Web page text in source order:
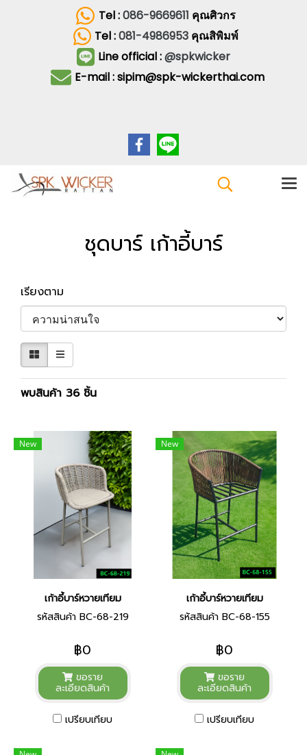
Tel :086-9669611 คุณศิวกร
Tel :081-4986953 คุณสิพิมพ์
Line official :@spkwicker
E-mail : sipim@spk-wickerthai.com
ชุดบาร์ เก้าอี้บาร์
เรียงตาม
พบสินค้า 36 ชิ้น
New
เก้าอี้บาร์หวายเทียม
รหัสสินค้า BC-68-219
฿0
ขอราย
ละเอียดสินค้า
เปรียบเทียบ
New
เก้าอี้บาร์หวายเทียม
รหัสสินค้า BC-68-155
฿0
ขอราย
ละเอียดสินค้า
เปรียบเทียบ